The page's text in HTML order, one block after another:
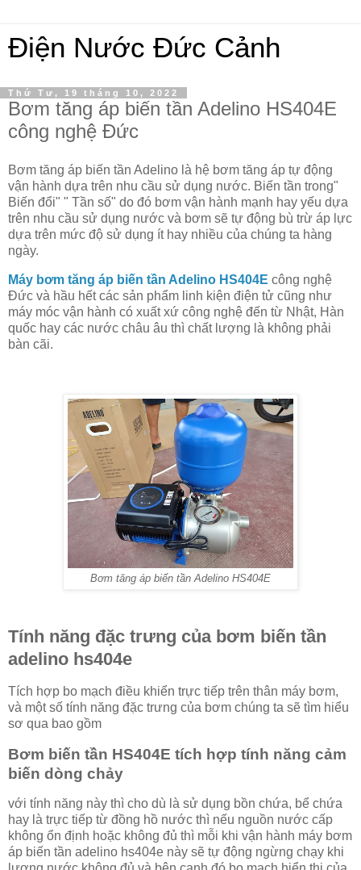
Điện Nước Đức Cảnh
Thứ Tư, 19 tháng 10, 2022
Bơm tăng áp biến tần Adelino HS404E
công nghệ Đức
Bơm tăng áp biến tần Adelino là hệ bơm tăng áp tự động
vận hành dựa trên nhu cầu sử dụng nước. Biến tần trong"
Biến đổi" " Tần số" do đó bơm vận hành mạnh hay yếu dựa
trên nhu cầu sử dụng nước và bơm sẽ tự động bù trừ áp lực
dựa trên mức độ sử dụng ít hay nhiều của chúng ta hàng
ngày.
Máy bơm tăng áp biến tần Adelino HS404E công nghệ
Đức và hầu hết các sản phẩm linh kiện điện tử cũng như
máy móc vận hành có xuất xứ công nghệ đến từ Nhật, Hàn
quốc hay các nước châu âu thì chất lượng là không phải
bàn cãi.
Bơm tăng áp biến tần Adelino HS404E
Tính năng đặc trưng của bơm biến tần
adelino hs404e
Tích hợp bo mạch điều khiển trực tiếp trên thân máy bơm,
và một số tính năng đặc trưng của bơm chúng ta sẽ tìm hiểu
sơ qua bao gồm
Bơm biến tần HS404E tích hợp tính năng cảm
biến dòng chảy
với tính năng này thì cho dù là sử dụng bồn chứa, bể chứa
hay là trực tiếp từ đồng hồ nước thì nếu nguồn nước cấp
không ổn định hoặc không đủ thì mỗi khi vận hành máy bơm
áp biến tần adelino hs404e này sẽ tự động ngừng chạy khi